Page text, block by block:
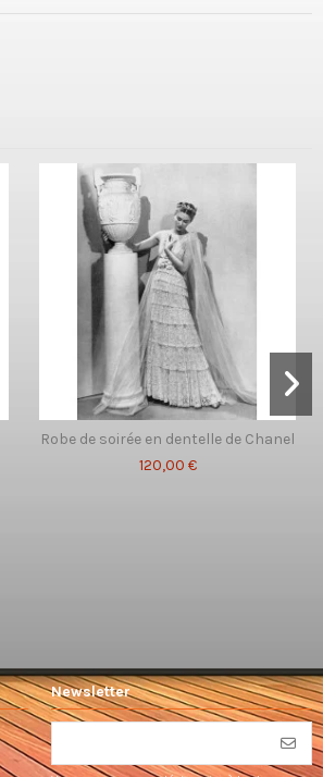
Robe de soirée en dentelle de Chanel
120,00 €
Newsletter